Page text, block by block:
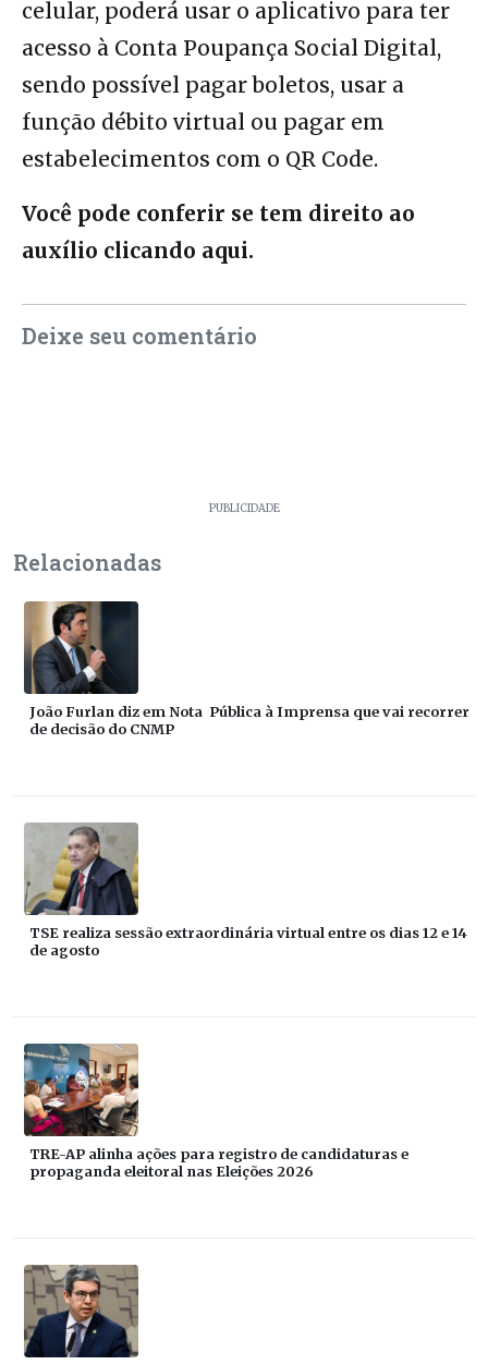
celular, poderá usar o aplicativo para ter
acesso à Conta Poupança Social Digital,
sendo possível pagar boletos, usar a
função débito virtual ou pagar em
estabelecimentos com o QR Code.
Você pode conferir se tem direito ao
auxílio clicando aqui.
Deixe seu comentário
PUBLICIDADE
Relacionadas
João Furlan diz em Nota Pública à Imprensa que vai recorrer
de decisão do CNMP
TSE realiza sessão extraordinária virtual entre os dias 12 e 14
de agosto
TRE-AP alinha ações para registro de candidaturas e
propaganda eleitoral nas Eleições 2026